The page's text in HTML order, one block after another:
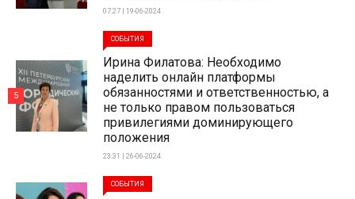
07:27 | 19-06-2024
СОБЫТИЯ
Ирина Филатова: Необходимо
наделить онлайн платформы
обязанностями и ответственностью, а
не только правом пользоваться
привилегиями доминирующего
положения
23:31 | 26-06-2024
5
СОБЫТИЯ